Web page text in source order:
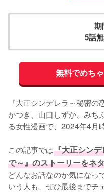
期
5話
無料でめち
『大正シンデレラ～秘密
かつき、山口しずか、みち
る女性漫画で、2024年4月
この記事では『大正シン
で～』のストーリーをネ
どんなお話なのか気になっ
いう人も、ぜひ最後までチ